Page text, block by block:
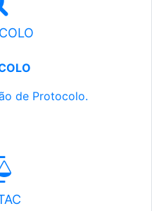
de Protocolo.